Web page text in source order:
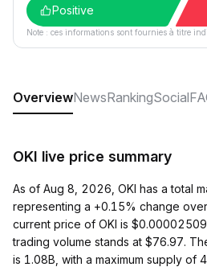
Positive
Note : ces informations sont fournies à titre
OverviewNewsRankingSocial
OKI live price summary
As of Aug 8, 2026, OKI has a total
representing a +0.15% change
current price of OKI is
trading volume stands at $76.97.
is 1.08B, with a maximum supply of